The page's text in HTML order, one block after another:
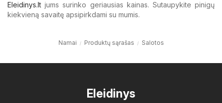
Eleidinys.lt jums surinko geriausias kainas. Sutaupykite pinigų
kiekvieną savaitę apsipirkdami su mumis.
Namai Produktų sąrašas Salotos
Eleidinys